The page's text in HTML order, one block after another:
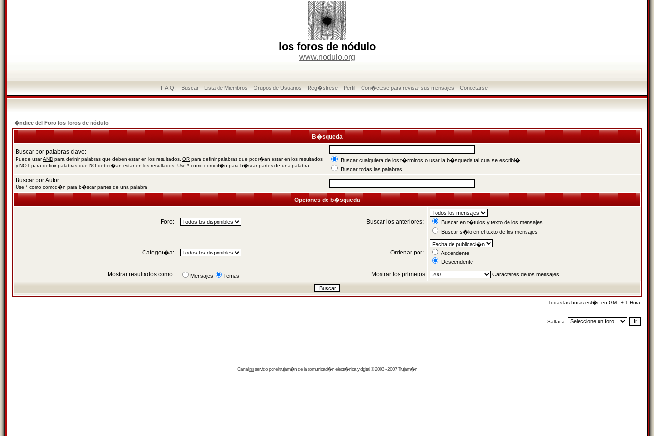
los foros de nódulo
www.nodulo.org
F.A.Q. Buscar Lista de Miembros Grupos de Usuarios Reg�strese Perfil Con�ctese para revisar sus mensajes Conectarse
�ndice del Foro los foros de nódulo
B�squeda
Buscar por palabras clave:
Puede usarAND para definir palabras que deben estar en los resultados, OR para definir palabras que podr�an estar en los resultados
y NOT para definir palabras que NO deber�an estar en los resultados. Use * como comod�n para b�scar partes de una palabra
Buscar cualquiera de los t�rminos o usar la b�squeda tal cual se escribi�
Buscar todas las palabras
Buscar por Autor:
Use * como comod�n para b�scar partes de una palabra
Opciones de b�squeda
Foro: Buscar los anteriores:
Buscar en t�tulos y texto de los mensajes
Buscar s�lo en el texto de los mensajes
Categor�a: Ordenar por:
Ascendente
Descendente
Mostrar resultados como: Mensajes Temas Mostrar los primeros Caracteres de los mensajes
Todas las horas est�n en GMT + 1 Hora
Saltar a:
Canalrssservido por eltrujam�nde la comunicaci�n electr�nica y digital © 2003 - 2007 Trujam�n